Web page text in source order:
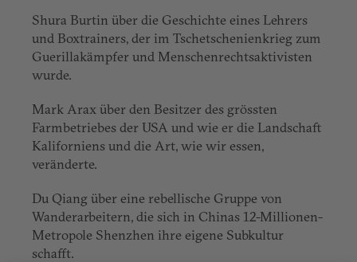
Shura Burtin über die Geschichte eines Lehrers
und Boxtrainers, der im Tschetschenienkrieg zum
Guerillakämpfer und Menschenrechtsaktivisten
wurde.
Mark Arax über den Besitzer des grössten
Farmbetriebes der USA und wie er die Landschaft
Kaliforniens und die Art, wie wir essen,
veränderte.
Du Qiang über eine rebellische Gruppe von
Wanderarbeitern, die sich in Chinas 12-Millionen-
Metropole Shenzhen ihre eigene Subkultur
schafft.